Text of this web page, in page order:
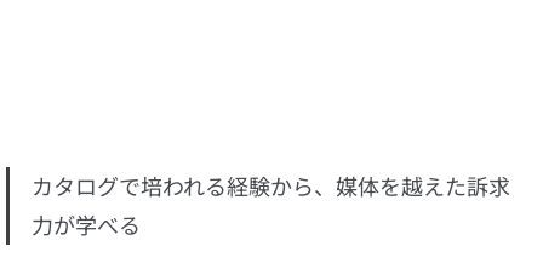
カタログで培われる経験から、媒体を越えた訴求
力が学べる